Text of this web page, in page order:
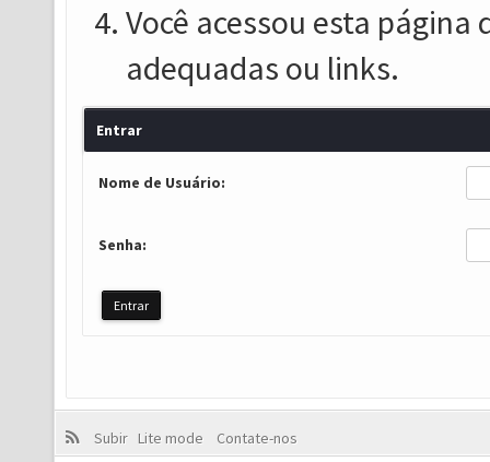
Você acessou esta
adequadas ou links.
Entrar
Nome de Usuário:
Senha:
Subir Lite mode
Contate-nos